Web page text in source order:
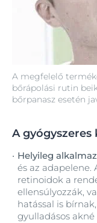
A megfelelő
bőrápolási rutin
bőrpanasz esetén
A gyógyszeres
Helyileg
és az
retinoidok a
ellensúlyozzák,
hatással is
gyulladásos akné